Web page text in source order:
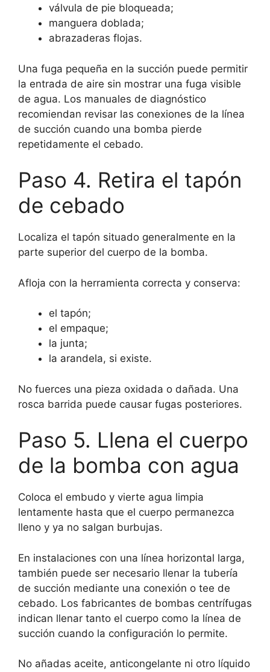
válvula de pie bloqueada;
manguera doblada;
abrazaderas flojas.
Una fuga pequeña en la succión puede permitir
la entrada de aire sin mostrar una fuga visible
de agua. Los manuales de diagnóstico
recomiendan revisar las conexiones de la línea
de succión cuando una bomba pierde
repetidamente el cebado.
Paso 4. Retira el tapón
de cebado
Localiza el tapón situado generalmente en la
parte superior del cuerpo de la bomba.
Afloja con la herramienta correcta y conserva:
el tapón;
el empaque;
la junta;
la arandela, si existe.
No fuerces una pieza oxidada o dañada. Una
rosca barrida puede causar fugas posteriores.
Paso 5. Llena el cuerpo
de la bomba con agua
Coloca el embudo y vierte agua limpia
lentamente hasta que el cuerpo permanezca
lleno y ya no salgan burbujas.
En instalaciones con una línea horizontal larga,
también puede ser necesario llenar la tubería
de succión mediante una conexión o tee de
cebado. Los fabricantes de bombas centrífugas
indican llenar tanto el cuerpo como la línea de
succión cuando la configuración lo permite.
No añadas aceite, anticongelante ni otro líquido